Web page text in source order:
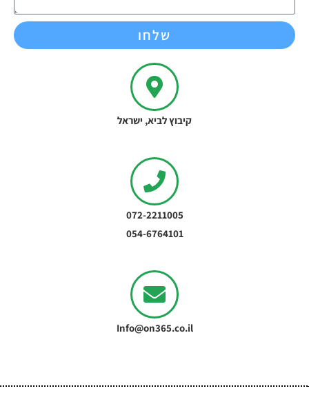
שלחו
קיבוץ לביא, ישראל
072-2211005
054-6764101
Info@on365.co.il